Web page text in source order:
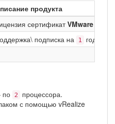
продукта
сертификатVMware
подписка на 1 год
по 2
процессора.
с помощью vRealize